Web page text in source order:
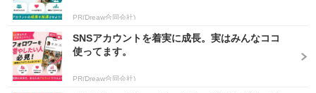
PR(Dreaw合同会社)
SNSアカウントを着実に成長。実はみんなココ
使ってます。
PR(Dreaw合同会社)